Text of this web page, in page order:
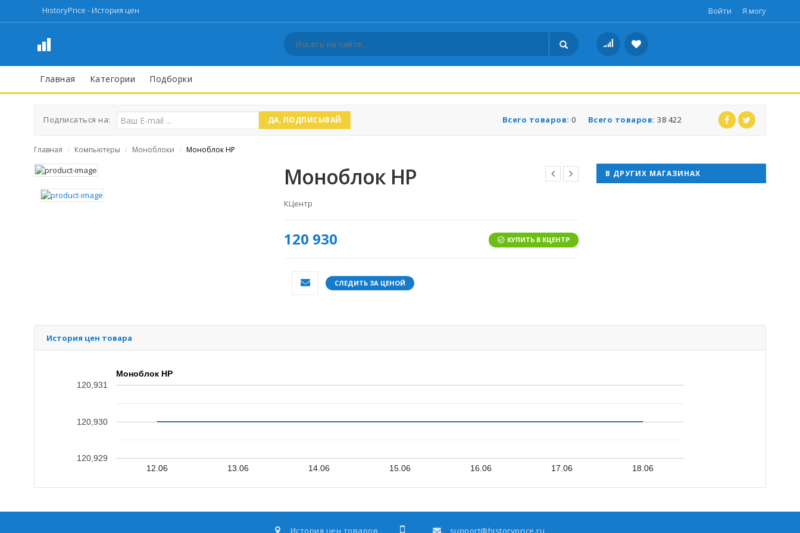
HistoryPrice - История цен Войти Я могу
Главная Категории Подборки
Подписаться на: ДА, ПОДПИСЫВАЙ Всего товаров: 38 422
Всего товаров: 0
Главная / Компьютеры / Моноблоки / Моноблок HP
Моноблок HP
КЦентр
120 930 КУПИТЬ В КЦЕНТР
СЛЕДИТЬ ЗА ЦЕНОЙ
В ДРУГИХ МАГАЗИНАХ
История цен товара
Моноблок HP
12.06 13.06 14.06 15.06 16.06 17.06 18.06
120,929
120,930
120,931
История цен товаров support@historyprice.ru